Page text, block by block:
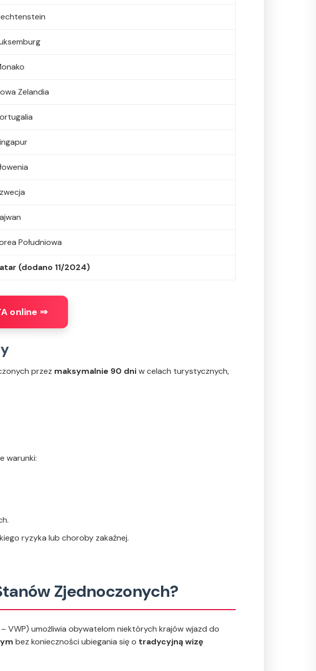
Zelandia
Południowa
(dodano 11/2024)
online ⇒
przez maksymalnie 90 dniw celach turystycznych,
warunki:
ryzyka lub choroby zakaźnej.
Zjednoczonych?
VWP) umożliwia obywatelom niektórych krajów wjazd do
bez konieczności ubiegania się o tradycyjną wizę